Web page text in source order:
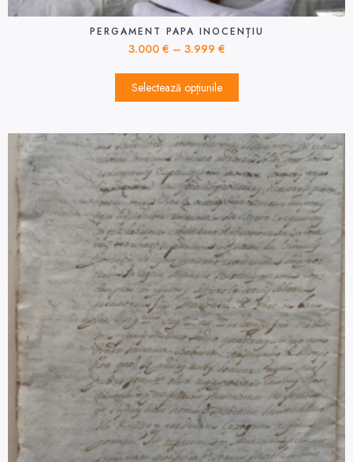
PERGAMENT PAPA INOCENȚIU
3.000 € – 3.999 €
Selectează opțiunile